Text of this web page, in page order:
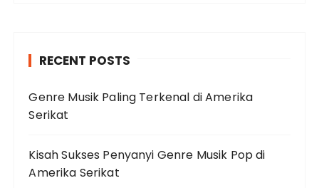
RECENT POSTS
Genre Musik Paling Terkenal di Amerika
Serikat
Kisah Sukses Penyanyi Genre Musik Pop di
Amerika Serikat